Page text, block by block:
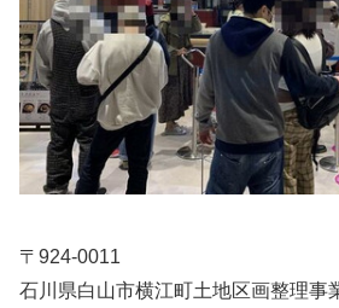
〒924-0011
石川県白山市横江町土地区画整理